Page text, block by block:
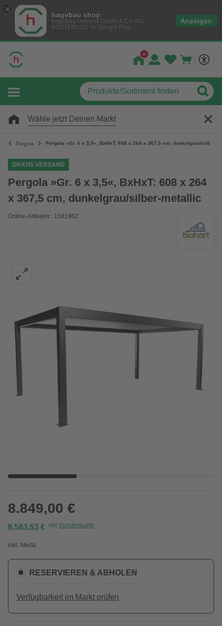
hagebau shop
hagebau connect GmbH & Co. KG
KOSTENLOS- In Google Play
Anzeigen
Wähle jetzt Deinen Markt
Pergola Pergola »Gr. 6 x 3,5«, BxHxT: 608 x 264 x 367,5 cm, dunkelgrau/silber-
GRATIS VERSAND
Pergola »Gr. 6 x 3,5«, BxHxT: 608 x 264
x 367,5 cm, dunkelgrau/silber-metallic
Online-Artikelnr.: 1581962
8.849,00 €
8.583,53 € mit Kundenkarte
Inkl. MwSt.
RESERVIEREN & ABHOLEN
Verfügbarkeit im Markt prüfen